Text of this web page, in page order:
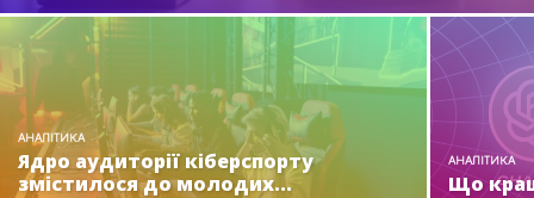
АНАЛІТИКА
Ядро аудиторії кіберспорту
змістилося до молодих...
АНАЛІТИКА
Що